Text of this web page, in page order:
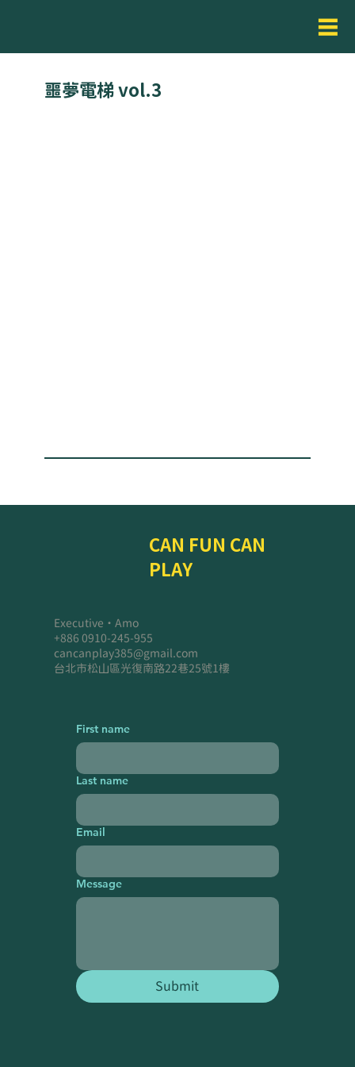
噩夢電梯 vol.3
CAN FUN CAN
PLAY
Executive・Amo
+886 0910-245-955
cancanplay385@gmail.com
台北市松山區光復南路22巷25號1樓
First name
Last name
Email
Message
Submit